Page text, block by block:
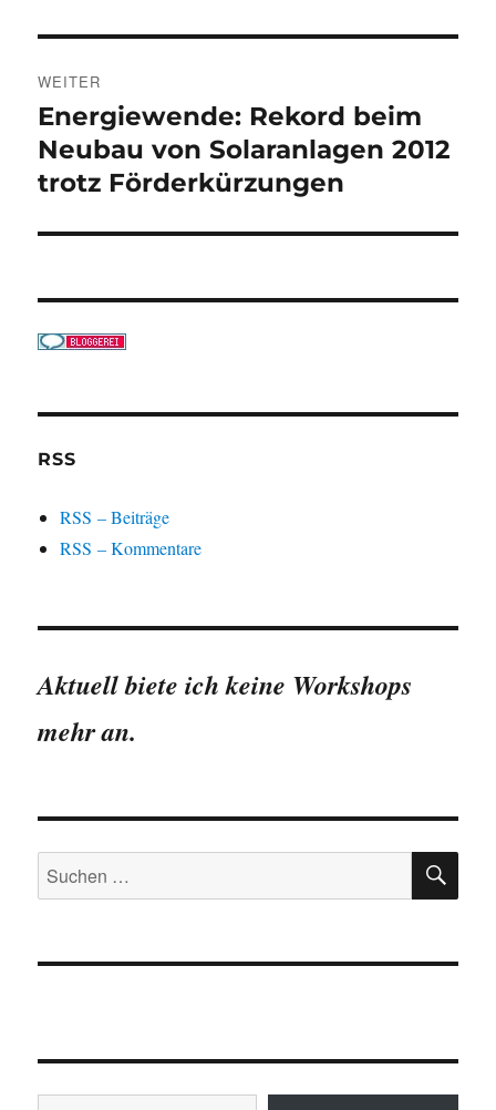
WEITER
Nächster
Beitrag:
Energiewende: Rekord beim
Neubau von Solaranlagen 2012
trotz Förderkürzungen
RSS
RSS – Beiträge
RSS – Kommentare
Aktuell biete ich keine Workshops
mehr an.
Suchen
nach:
Gib deine E-Mail-Adresse ein ...